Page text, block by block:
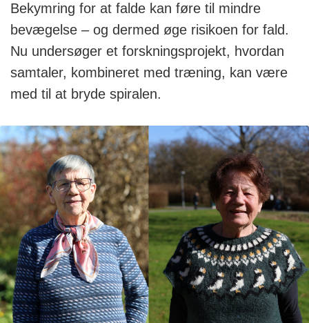
Bekymring for at falde kan føre til mindre
bevægelse – og dermed øge risikoen for fald.
Nu undersøger et forskningsprojekt, hvordan
samtaler, kombineret med træning, kan være
med til at bryde spiralen.